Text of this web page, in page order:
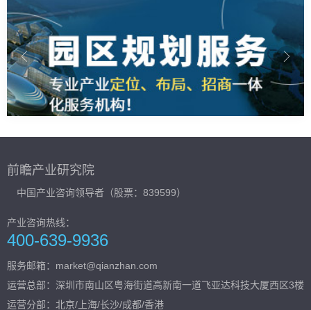
前瞻产业研究院
中国产业咨询领导者（股票：839599）
产业咨询热线：
400-639-9936
服务邮箱：market@qianzhan.com
运营总部： 深圳市南山区粤海街道高新南一道飞亚达科技大厦西区3楼
运营分部：北京/上海/长沙/成都/香港